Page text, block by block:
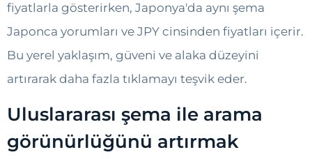
fiyatlarla gösterirken, Japonya'da aynı şema
Japonca yorumları ve JPY cinsinden fiyatları içerir.
Bu yerel yaklaşım, güveni ve alaka düzeyini
artırarak daha fazla tıklamayı teşvik eder.
Uluslararası şema ile arama
görünürlüğünü artırmak